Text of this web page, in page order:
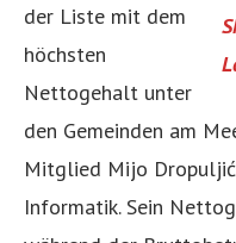
der Liste mit dem
höchsten
Nettogehalt unter
den Gemeinden am
Mitglied Mijo
Informatik. Sein